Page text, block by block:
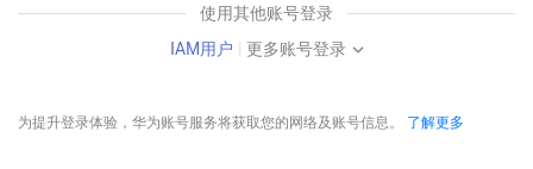
使用其他账号登录
IAM用户 | 更多账号登录
为提升登录体验，华为账号服务将获取您的网络及账号信息。 了解更多